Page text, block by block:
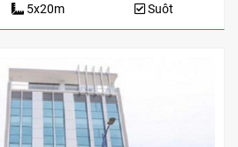
5x20m Suôt